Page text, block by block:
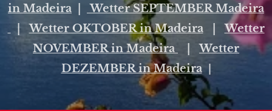
in Madeira
Wetter SEPTEMBER Madeira
|Wetter OKTOBER inMadeira |Wetter
NOVEMBER in Madeira |Wetter
DEZEMBER inMadeira